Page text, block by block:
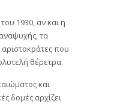
1930, αν και η
τα
που
θέρετρα.
και
δομές αρχίζει